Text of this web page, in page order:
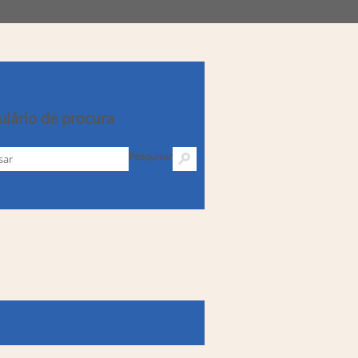
de procura
Pesquisar